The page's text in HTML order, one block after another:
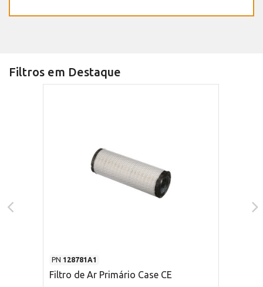
Filtros em Destaque
PN 128781A1
Filtro de Ar Primário Case CE